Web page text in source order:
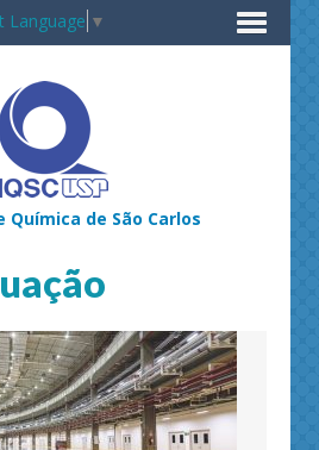
Language ▼
de São Carlos